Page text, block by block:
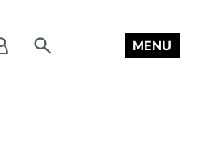
Connexion
a
search MENU